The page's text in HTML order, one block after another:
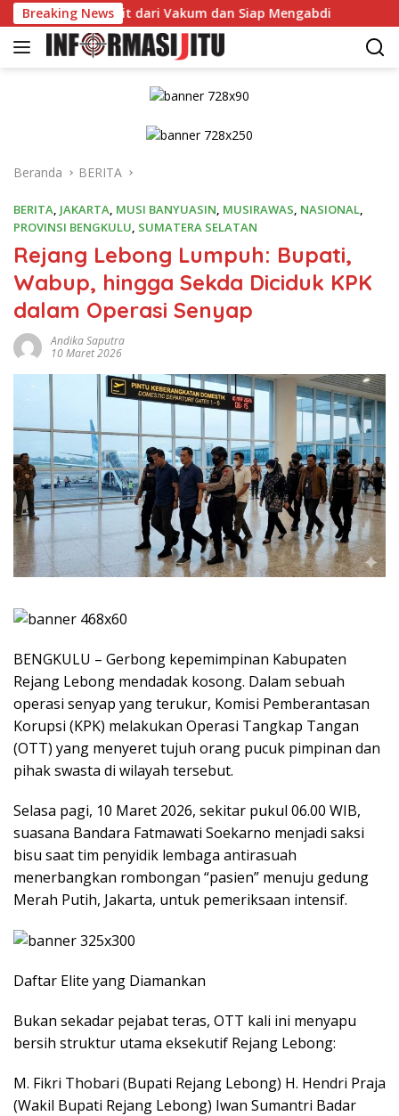
Langsung
ke
konten
Breaking News
Bangkit dari Vakum dan Siap Mengabdi Dikonfirmasi
Beranda BERITA
BERITA JAKARTA MUSI BANYUASIN MUSIRAWAS NASIONAL
PROVINSI BENGKULU SUMATERA SELATAN
Rejang Lebong Lumpuh: Bupati,
Wabup, hingga Sekda Diciduk KPK
dalam Operasi Senyap
Andika Saputra
10 Maret 2026
BENGKULU – Gerbong kepemimpinan Kabupaten
Rejang Lebong mendadak kosong. Dalam sebuah
operasi senyap yang terukur, Komisi Pemberantasan
Korupsi (KPK) melakukan Operasi Tangkap Tangan
(OTT) yang menyeret tujuh orang pucuk pimpinan dan
pihak swasta di wilayah tersebut.
Selasa pagi, 10 Maret 2026, sekitar pukul 06.00 WIB,
suasana Bandara Fatmawati Soekarno menjadi saksi
bisu saat tim penyidik lembaga antirasuah
menerbangkan rombongan “pasien” menuju gedung
Merah Putih, Jakarta, untuk pemeriksaan intensif.
Daftar Elite yang Diamankan
Bukan sekadar pejabat teras, OTT kali ini menyapu
bersih struktur utama eksekutif Rejang Lebong:
M. Fikri Thobari (Bupati Rejang Lebong) H. Hendri Praja
(Wakil Bupati Rejang Lebong) Iwan Sumantri Badar